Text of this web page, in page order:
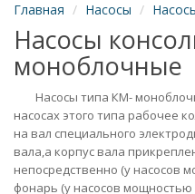
Главная Насосы
Насосы
моноблочные
Насосы типа КМ-
насосах этого типа рабочее
на вал специального
вала,а корпус вала
непосредственно (у насосов
фонарь (у насосов